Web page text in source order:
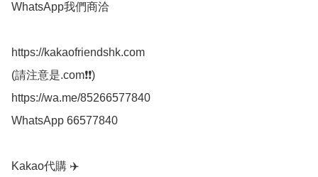
WhatsApp我們商洽
https://kakaofriendshk.com
(請注意是.com❗❗)
https://wa.me/85266577840
WhatsApp 66577840
Kakao代購 ✈️